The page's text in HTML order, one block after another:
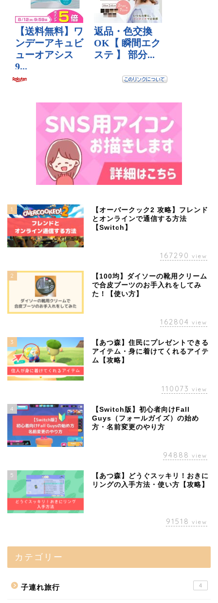
1
【オーバークック2 攻略】フレンド
とオンラインで通信する方法
【Switch】
167290 view
2
【100均】ダイソーの靴用クリーム
で合皮ブーツのお手入れをしてみ
た！【使い方】
162804 view
3
【あつ森】住民にプレゼントできる
アイテム・身に着けてくれるアイテ
ム【攻略】
110073 view
4
【Switch版】初心者向けFall
Guys（フォールガイズ）の始め
方・名前変更のやり方
94888 view
5
【あつ森】どうぐスッキリ！おきに
リングの入手方法・使い方【攻略】
91518 view
カテゴリー
子連れ旅行 4